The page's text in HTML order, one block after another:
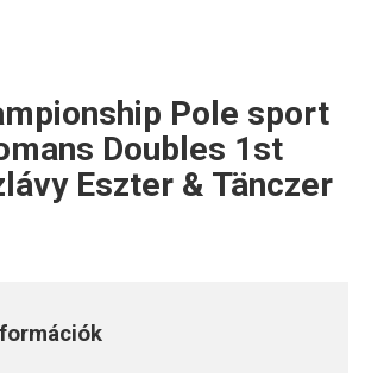
Pole sport
Doubles 1st
Eszter & Tänczer